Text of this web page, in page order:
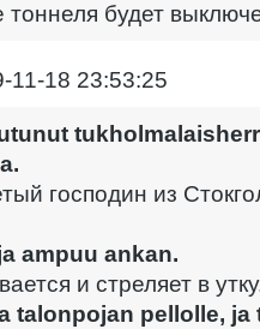
тоннеля будет
11-18 23:53:25
господин из
ampuu ankan.
и стреляет в
talonpojan pellolle,